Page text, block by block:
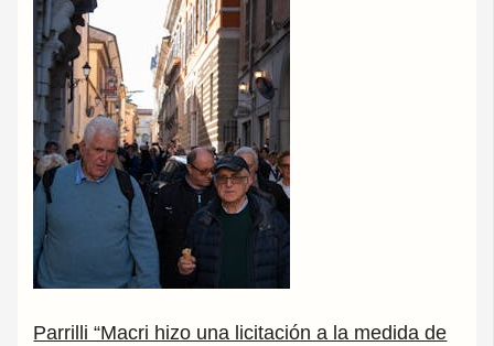
Parrilli “Macri hizo una licitación a la medida de